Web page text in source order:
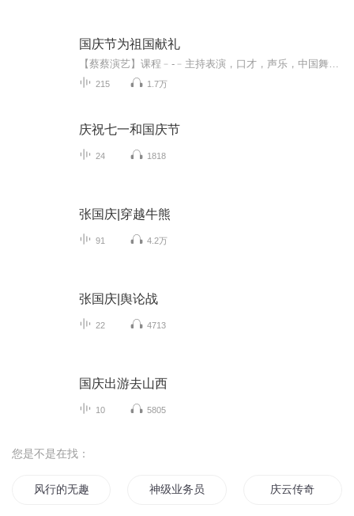
国庆节为祖国献礼
215 1.7万
庆祝七一和国庆节
24 1818
张国庆|穿越牛熊
91 4.2万
张国庆|舆论战
22 4713
国庆出游去山西
10 5805
您是不是在找：
风行的无趣生活 神级业务员 庆云传奇